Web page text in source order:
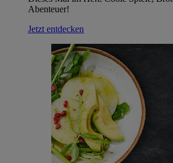
Abenteuer!
Jetzt entdecken